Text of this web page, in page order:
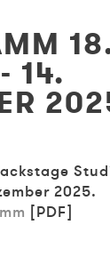
14.
2025.
[PDF]